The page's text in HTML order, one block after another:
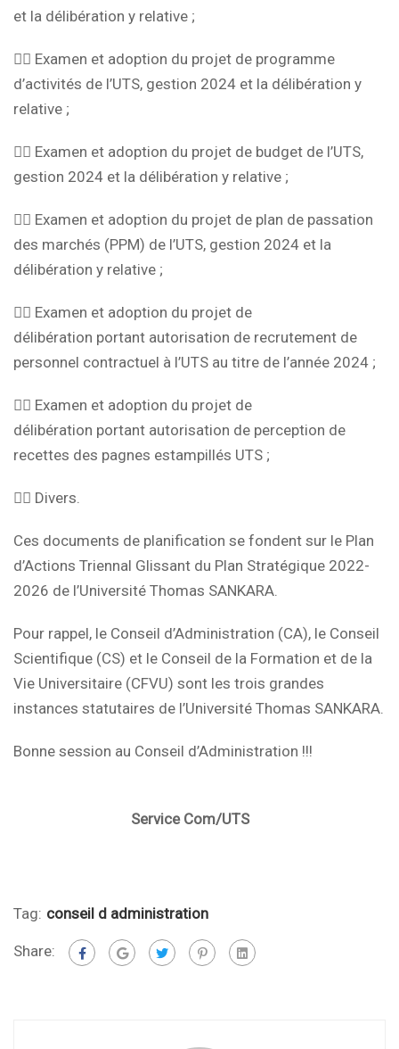
et la délibération y relative ;
👉🏽 Examen et adoption du projet de programme
d’activités de l’UTS, gestion 2024 et la délibération y
relative ;
👉🏽 Examen et adoption du projet de budget de l’UTS,
gestion 2024 et la délibération y relative ;
👉🏽 Examen et adoption du projet de plan de passation
des marchés (PPM) de l’UTS, gestion 2024 et la
délibération y relative ;
👉🏽 Examen et adoption du projet de
délibération portant autorisation de recrutement de
personnel contractuel à l’UTS au titre de l’année 2024 ;
👉🏽 Examen et adoption du projet de
délibération portant autorisation de perception de
recettes des pagnes estampillés UTS ;
👉🏽 Divers.
Ces documents de planification se fondent sur le Plan
d’Actions Triennal Glissant du Plan Stratégique 2022-
2026 de l’Université Thomas SANKARA.
Pour rappel, le Conseil d’Administration (CA), le Conseil
Scientifique (CS) et le Conseil de la Formation et de la
Vie Universitaire (CFVU) sont les trois grandes
instances statutaires de l’Université Thomas SANKARA.
Bonne session au Conseil d’Administration !!!
Service Com/UTS
Tag: conseil d administration
Share: